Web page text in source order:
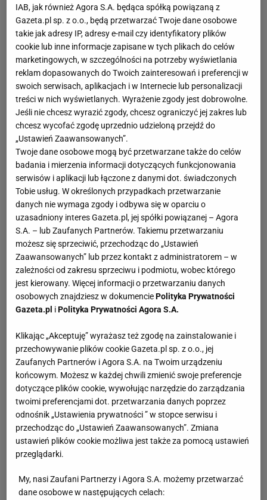
Tutoriale do mieszkania
Do czego mogą się nam przydać tutoriale w mieszkaniu?
To zależy od potrzeb i planów - jedni zwrócą uwagę na
poradniki dotyczące prac remontowych, inni odnawiania
mebli, jeszcze innych zachwycą tutoriale do
samodzielnego przygotowania dekoracji do wnętrz.
Wybierajmy te tutoriale, które zostały przygotowane w
sposób czytelny i jednoznaczny, aby nie mieć potem
kłopotu z odkryciem, o co chodziło autorowi. Bardziej
wartościowe są też te tutoriale, które zawierają zdjęcia -
dzięki nim wszelkie niejasności wynikające z tekstu
powinny zostać rozwiane.
Tutoriale dla dzieci
Tutoriale to również świetny pomysł na zorganizowanie
wspólnych zajęć z dziećmi. Szczególnie, kiedy brakuje
nam pomysłu, a chcielibyśmy zaproponować maluchom
ciekawą formę aktywności. Tutoriale przydadzą się
szczególnie przed świętami - wtedy samodzielne
choinkę jest niemal wpisane w czas przygotowań do
świąt. Tutoriale zainspirują do wykonania ozdób, których
sami byśmy nie wymyślili oraz pokażą, jak zrobić “coś z
niczego”, czyli wykorzystać do tworzenia to, co każdy z
nas ma w domu. Tutoriale pomogą też rozwijać zdolności
manualne dzieci - a być może zaowocują i dla nas
samych nową pasją.
Tutoriale niskim kosztem
Tutoriale są niezwykle pomocne, kiedy chcemy
zaoszczędzić. Zamiast wydawać duże sumy w sklepach,
IAB, jak również Agora S.A. będąca spółką powiązaną z
Gazeta.pl sp. z o.o., będą przetwarzać Twoje dane osobowe
takie jak adresy IP, adresy e-mail czy identyfikatory plików
cookie lub inne informacje zapisane w tych plikach do celów
marketingowych, w szczególności na potrzeby wyświetlania
reklam dopasowanych do Twoich zainteresowań i preferencji w
swoich serwisach, aplikacjach i w Internecie lub personalizacji
treści w nich wyświetlanych. Wyrażenie zgody jest dobrowolne.
Jeśli nie chcesz wyrazić zgody, chcesz ograniczyć jej zakres lub
chcesz wycofać zgodę uprzednio udzieloną przejdź do
„Ustawień Zaawansowanych”.
Twoje dane osobowe mogą być przetwarzane także do celów
badania i mierzenia informacji dotyczących funkcjonowania
serwisów i aplikacji lub łączone z danymi dot. świadczonych
Tobie usług. W określonych przypadkach przetwarzanie
danych nie wymaga zgody i odbywa się w oparciu o
uzasadniony interes Gazeta.pl, jej spółki powiązanej – Agora
S.A. – lub Zaufanych Partnerów. Takiemu przetwarzaniu
możesz się sprzeciwić, przechodząc do „Ustawień
Zaawansowanych” lub przez kontakt z administratorem – w
zależności od zakresu sprzeciwu i podmiotu, wobec którego
jest kierowany. Więcej informacji o przetwarzaniu danych
osobowych znajdziesz w dokumenciePolityka Prywatności
Gazeta.pl iPolityka Prywatności Agora S.A.
Klikając „Akceptuję” wyrażasz też zgodę na zainstalowanie i
przechowywanie plików cookie Gazeta.pl sp. z o.o., jej
Zaufanych Partnerów i Agora S.A. na Twoim urządzeniu
końcowym. Możesz w każdej chwili zmienić swoje preferencje
dotyczące plików cookie, wywołując narzędzie do zarządzania
twoimi preferencjami dot. przetwarzania danych poprzez
odnośnik „Ustawienia prywatności ” w stopce serwisu i
przechodząc do „Ustawień Zaawansowanych”. Zmiana
ustawień plików cookie możliwa jest także za pomocą ustawień
przeglądarki.
My, nasi Zaufani Partnerzy i Agora S.A. możemy przetwarzać
dane osobowe w następujących celach: